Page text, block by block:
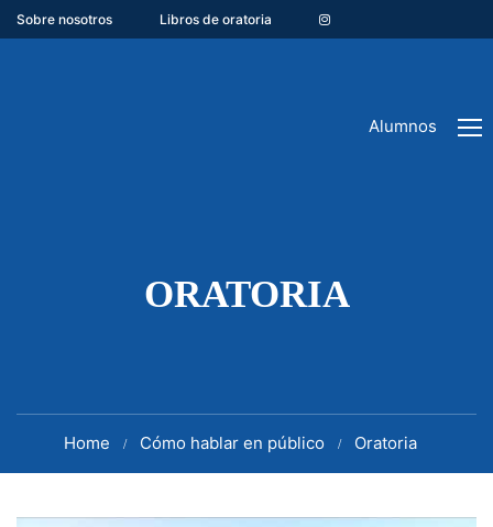
Sobre nosotros Libros de oratoria
Alumnos
ORATORIA
Home Cómo hablar en público Oratoria